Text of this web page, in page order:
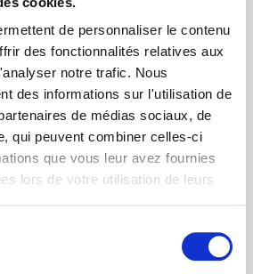
de personnaliser le contenu
des fonctionnalités relatives aux
notre trafic. Nous
des informations sur l'utilisation de
de médias sociaux, de
qui peuvent combiner celles-ci
que vous leur avez fournies
lors de votre utilisation de leurs
Le médecin reçoit trente à
jour dans sa clinique, et en voit plus
se rend sur le terrain. Voici
observés durant ses quinze
:
ici... Ils conseillent